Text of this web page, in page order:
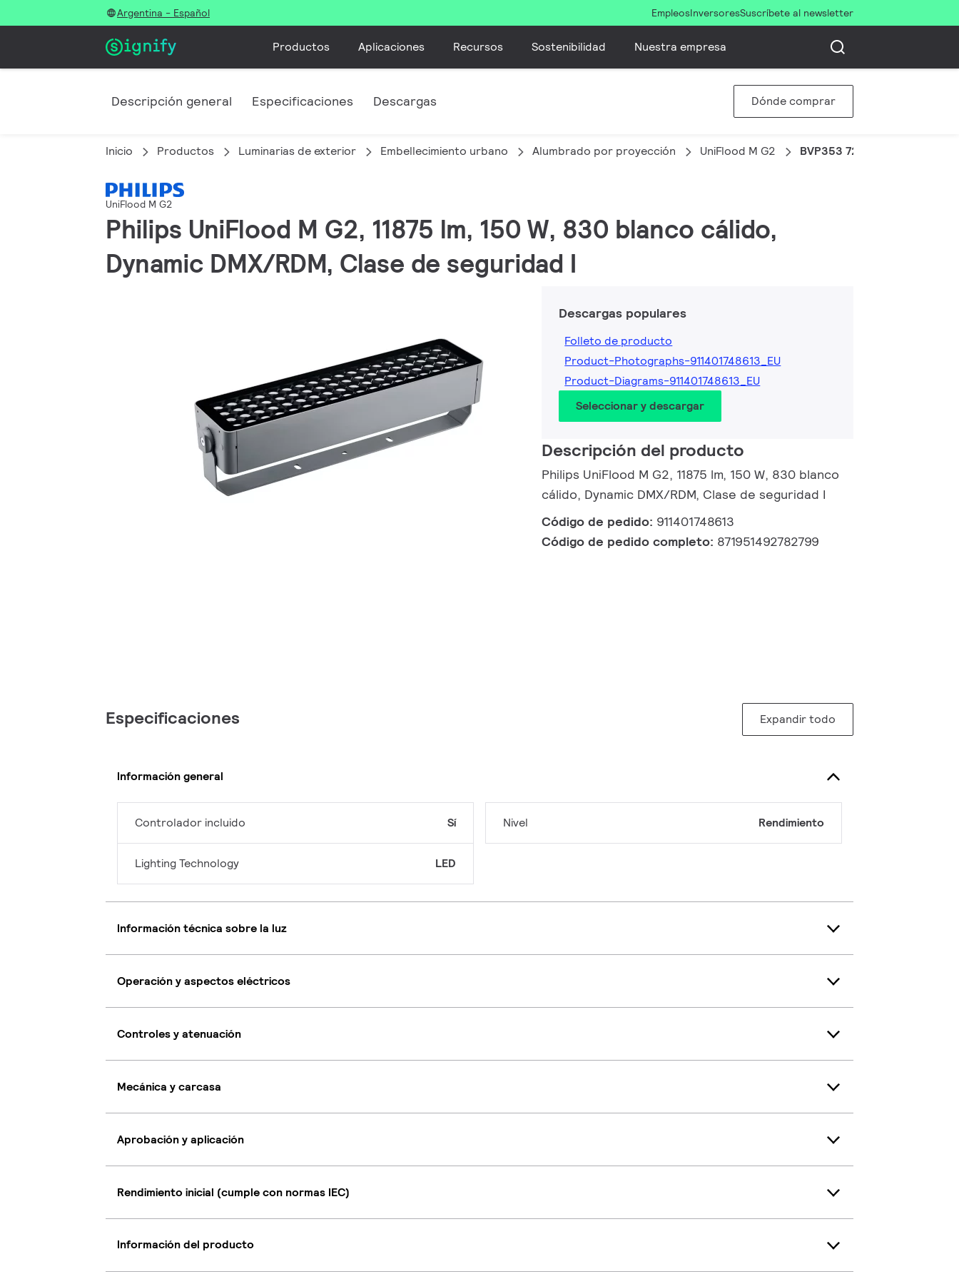
Argentina - Español EmpleosInversoresSuscríbete al newsletter
Productos Aplicaciones Recursos Sostenibilidad Nuestra empresa
Descripción general Especificaciones Descargas Dónde comprar
Inicio Productos Luminarias de exterior Embellecimiento urbano Alumbrado por proyección UniFlood M G2 BVP353 72LED 30K 220V
UniFlood M G2
Philips UniFlood M G2, 11875 lm, 150 W, 830 blanco cálido,
Dynamic DMX/RDM, Clase de seguridad I
Descargas populares
Folleto de producto
Product-Photographs-911401748613_EU
Product-Diagrams-911401748613_EU
Seleccionar y descargar
Descripción del producto
Philips UniFlood M G2, 11875 lm, 150 W, 830 blanco
cálido, Dynamic DMX/RDM, Clase de seguridad I
Código de pedido: 911401748613
Código de pedido completo: 871951492782799
Especificaciones Expandir todo
Información general
Controlador incluido Sí
Lighting Technology LED
Nivel Rendimiento
Información técnica sobre la luz
Operación y aspectos eléctricos
Controles y atenuación
Mecánica y carcasa
Aprobación y aplicación
Rendimiento inicial (cumple con normas IEC)
Información del producto